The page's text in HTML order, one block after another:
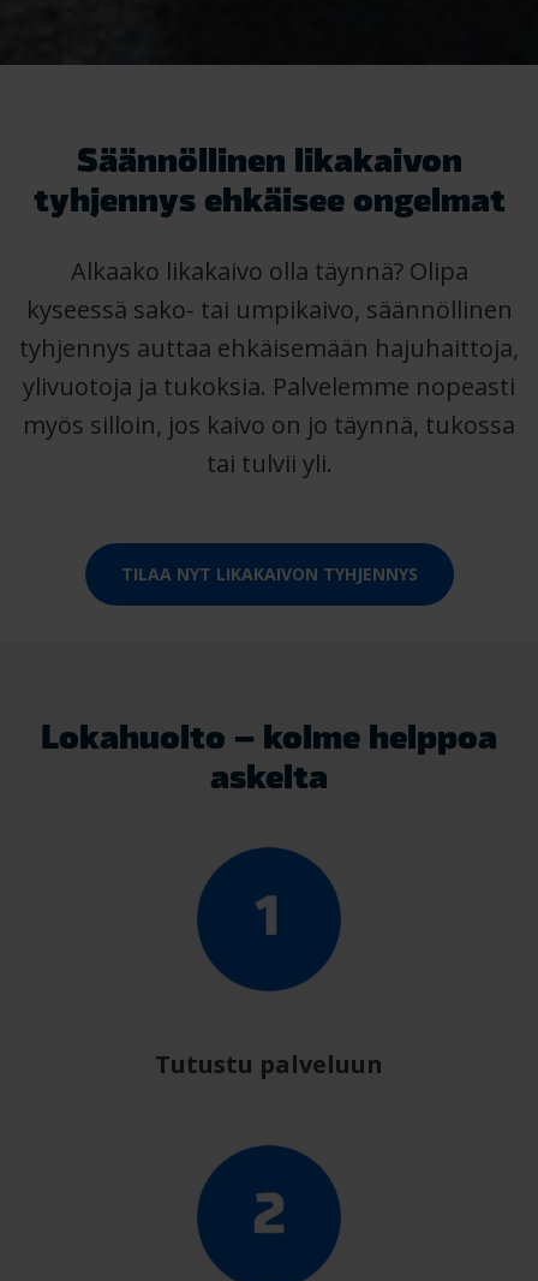
Säännöllinen likakaivon
tyhjennys ehkäisee ongelmat
Alkaako likakaivo olla täynnä? Olipa
kyseessä sako- tai umpikaivo, säännöllinen
tyhjennys auttaa ehkäisemään hajuhaittoja,
ylivuotoja ja tukoksia. Palvelemme nopeasti
myös silloin, jos kaivo on jo täynnä, tukossa
tai tulvii yli.
TILAA NYT LIKAKAIVON TYHJENNYS
Lokahuolto – kolme helppoa
askelta
Tutustu palveluun